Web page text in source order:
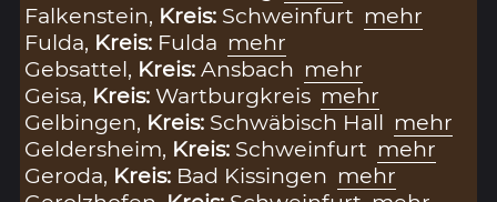
Falkenstein, Kreis: Schweinfurt mehr
Fulda, Kreis: Fulda mehr
Gebsattel, Kreis:Ansbach mehr
Geisa, Kreis:Wartburgkreis mehr
Gelbingen, Kreis: Schwäbisch Hall mehr
Geldersheim, Kreis: Schweinfurt mehr
Geroda, Kreis: Bad Kissingen mehr